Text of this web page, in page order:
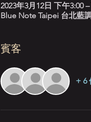
2023年3月12日 下午3:00
Blue Note Taipei 台北藍
賓客
+ 6